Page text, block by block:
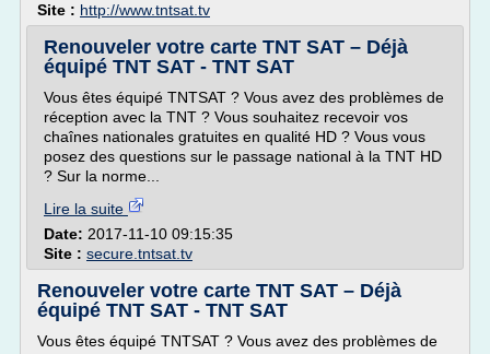
Site : http://www.tntsat.tv
Renouveler votre carte TNT SAT – Déjà
équipé TNT SAT - TNT SAT
Vous êtes équipé TNTSAT ? Vous avez des problèmes de
réception avec la TNT ? Vous souhaitez recevoir vos
chaînes nationales gratuites en qualité HD ? Vous vous
posez des questions sur le passage national à la TNT HD
? Sur la norme...
Lire la suite
Date: 2017-11-10 09:15:35
Site : secure.tntsat.tv
Renouveler votre carte TNT SAT – Déjà
équipé TNT SAT - TNT SAT
Vous êtes équipé TNTSAT ? Vous avez des problèmes de